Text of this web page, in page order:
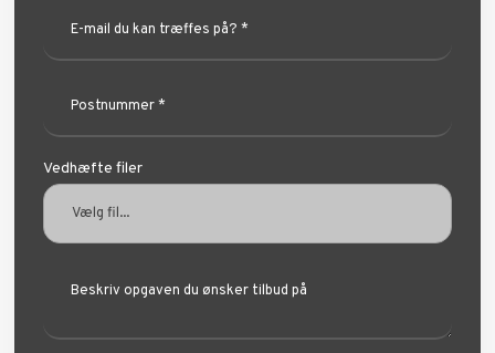
Vedhæfte filer